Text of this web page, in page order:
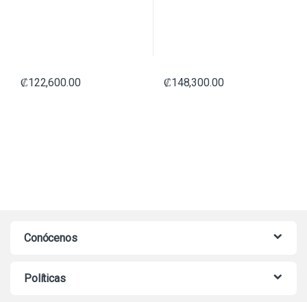
₡122,600.00 ₡148,300.00
Conócenos
Políticas